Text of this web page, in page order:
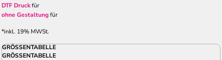
DTF Druckfür
ohne Gestaltungfür
*inkl. 19% MWSt.
GRÖSSENTABELLE
GRÖSSENTABELLE